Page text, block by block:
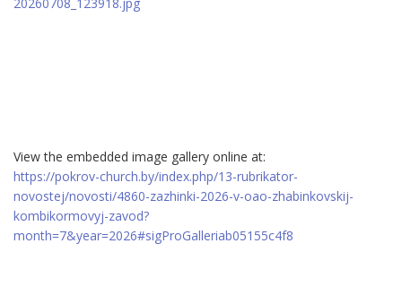
View the embedded image gallery online at:
https://pokrov-church.by/index.php/13-rubrikator-
novostej/novosti/4860-zazhinki-2026-v-oao-zhabinkovskij-
kombikormovyj-zavod?
month=7&year=2026#sigProGalleriab05155c4f8